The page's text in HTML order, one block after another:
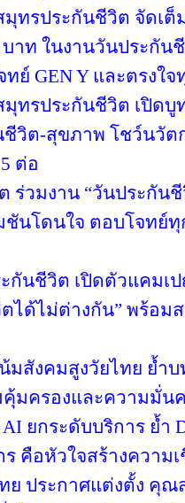
มุทรประกันชีวิต จัดเ
บาท ในงานวันประกัน
GEN Y และตรงใจ
มุทรประกันชีวิต เปิด
ชีวิต-สุขภาพ โชว์นวั
ต่อ
ร่วมงาน “วันประกัน
นโดนใจ ตอบโจทย์
กันชีวิต เปิดตัวแคมเป
ได้ไม่ต่างกัน” พร้อ
สังคมสูงวัยไทย ย้ำ
มครองและความมั่นค
ยกระดับบริการ ย้ำ
คือหัวใจสร้างความ
ย ประกาศแต่งตั้ง คุ